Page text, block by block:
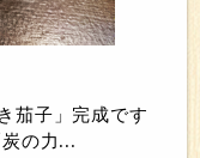
茄子」完成です
炭の力...